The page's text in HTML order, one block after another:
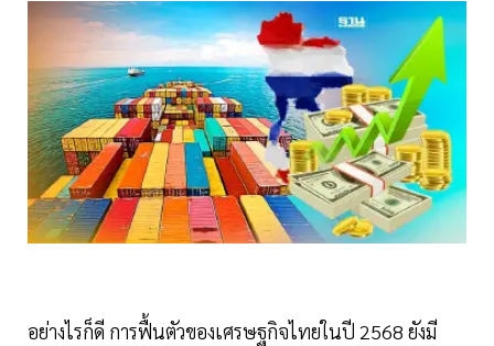
อย่างไรก็ดี การฟื้นตัวของเศรษฐกิจไทยในปี 2568 ยังมี